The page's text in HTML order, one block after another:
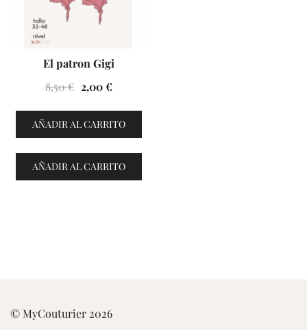
El patron Gigi
8,50€ El
original
era:
8,50 €.
2,00€El
actual
es:
2,00 €.
AÑADIR AL CARRITO
AÑADIR AL CARRITO
© MyCouturier 2026